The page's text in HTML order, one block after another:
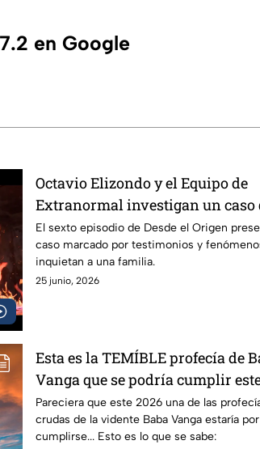
en Google
Octavio Elizondo y el Equipo de
Extranormal investigan un caso
un espíritu buscaría trascender
El sexto episodio de Desde el Origen
caso marcado por testimonios y
inquietan a una familia.
25 junio, 2026
Esta es la TEMÍBLE profecía de
Vanga que se podría cumplir
sobre las tensiones
Pareciera que este 2026 una de las
crudas de la vidente Baba Vanga estaría por
cumplirse... Esto es lo que se sabe: